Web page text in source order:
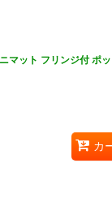
マット フリンジ付 ポ
カ